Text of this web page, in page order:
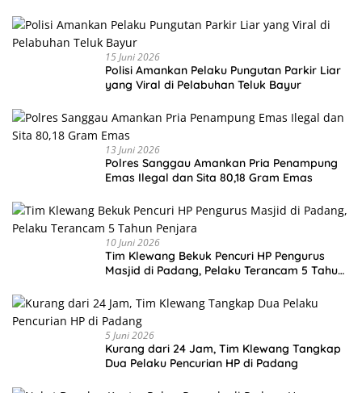
15 Juni 2026
Polisi Amankan Pelaku Pungutan Parkir Liar
yang Viral di Pelabuhan Teluk Bayur
13 Juni 2026
Polres Sanggau Amankan Pria Penampung
Emas Ilegal dan Sita 80,18 Gram Emas
10 Juni 2026
Tim Klewang Bekuk Pencuri HP Pengurus
Masjid di Padang, Pelaku Terancam 5 Tahun
5 Juni 2026
Kurang dari 24 Jam, Tim Klewang Tangkap
Dua Pelaku Pencurian HP di Padang